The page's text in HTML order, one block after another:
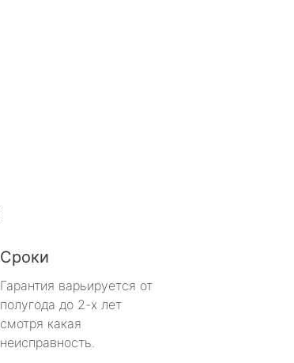
Сроки
Гарантия варьируется от
полугода до 2-х лет
смотря какая
неисправность.